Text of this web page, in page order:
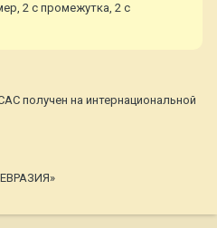
2 с промежутка, 2 с
получен на интернациональной